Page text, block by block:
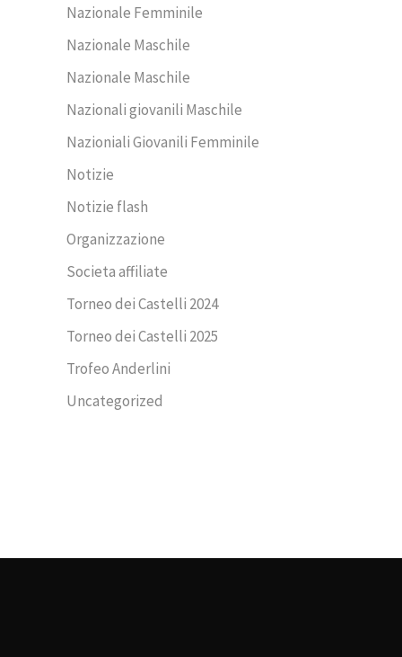
Nazionale Femminile
Nazionale Maschile
Nazionale Maschile
Nazionali giovanili Maschile
Nazioniali Giovanili Femminile
Notizie
Notizie flash
Organizzazione
Societa affiliate
Torneo dei Castelli 2024
Torneo dei Castelli 2025
Trofeo Anderlini
Uncategorized